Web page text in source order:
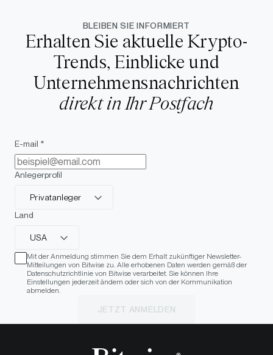
BLEIBEN SIE INFORMIERT
Erhalten Sie aktuelle Krypto-
Trends, Einblicke und
Unternehmensnachrichten
direkt in Ihr Postfach
E-mail *
Anlegerprofil
Privatanleger
Land
USA
Mit der Anmeldung stimmen Sie dem Erhalt zukünftiger Newsletter-
Mitteilungen von Bitwise zu. Alle erhobenen Daten werden gemäß der
Datenschutzrichtlinie von Bitwise verarbeitet. Sie können Ihre
Einstellungen jederzeit ändern oder sich von der Kommunikation
abmelden.
JETZT ANMELDEN